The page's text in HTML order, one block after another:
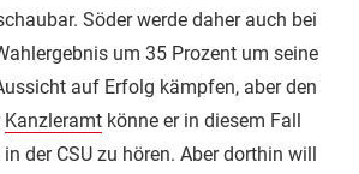
Söder werde daher auch bei
um 35 Prozent um seine
auf Erfolg kämpfen, aber den
Kanzleramt könne er in diesem Fall
der CSU zu hören. Aber dorthin will